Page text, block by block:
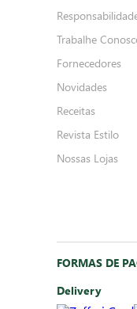
Trabalhe
Fornecedores
Novidades
Receitas
Revista Estilo
Nossas Lojas
FORMAS DE
Delivery